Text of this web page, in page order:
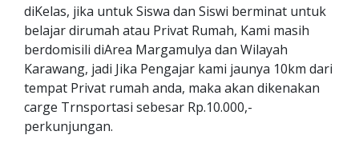
diKelas, jika untuk Siswa dan Siswi berminat untuk
belajar dirumah atau Privat Rumah, Kami masih
berdomisili diArea Margamulya dan Wilayah
Karawang, jadi Jika Pengajar kami jaunya 10km dari
tempat Privat rumah anda, maka akan dikenakan
carge Trnsportasi sebesar Rp.10.000,-
perkunjungan.